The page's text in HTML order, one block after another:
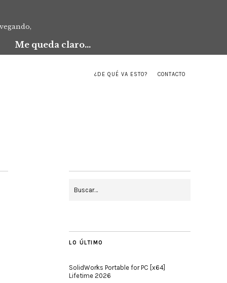
Me queda claro...
¿DE QUÉ VA ESTO? CONTACTO
LO ÚLTIMO
SolidWorks Portable for PC [x64]
Lifetime 2026